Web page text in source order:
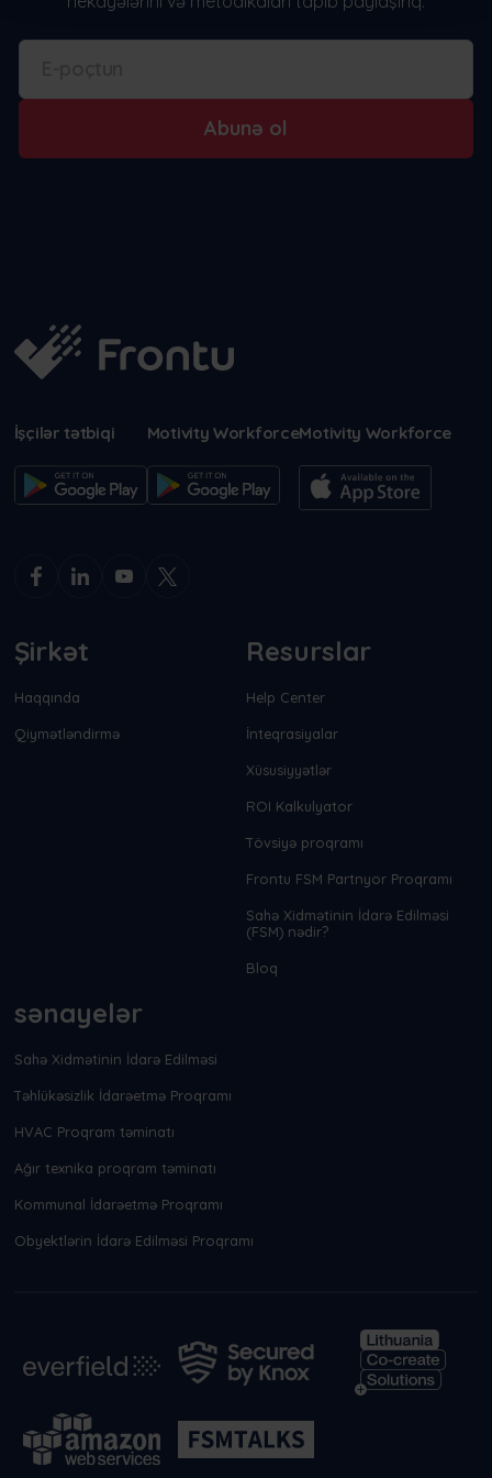
Abunə ol
İşçilər tətbiqi Motivity WorkforceMotivity Workforce
Şirkət
Haqqında
Qiymətləndirmə
Resurslar
Help Center
İnteqrasiyalar
Xüsusiyyətlər
ROI Kalkulyator
Tövsiyə proqramı
Frontu FSM Partnyor Proqramı
Sahə Xidmətinin İdarə Edilməsi
(FSM) nədir?
Bloq
sənayelər
Sahə Xidmətinin İdarə Edilməsi
Təhlükəsizlik İdarəetmə Proqramı
HVAC Proqram təminatı
Ağır texnika proqram təminatı
Kommunal İdarəetmə Proqramı
Obyektlərin İdarə Edilməsi Proqramı